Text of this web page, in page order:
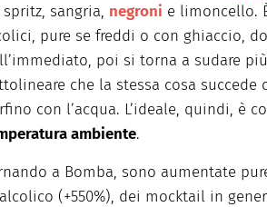
spritz, sangria, negroni e limoncello.
pure se freddi o con ghiaccio,
poi si torna a sudare
che la stessa cosa
con l’acqua. L’ideale, quindi, è
ambiente.
a Bomba, sono aumentate
(+550%), dei mocktail in